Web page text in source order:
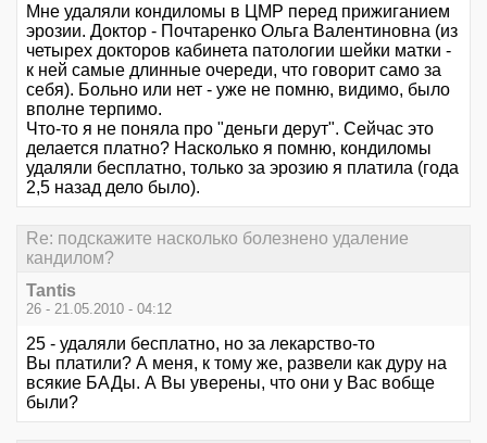
Мне удаляли кондиломы в ЦМР перед прижиганием
эрозии. Доктор - Почтаренко Ольга Валентиновна (из
четырех докторов кабинета патологии шейки матки -
к ней самые длинные очереди, что говорит само за
себя). Больно или нет - уже не помню, видимо, было
вполне терпимо.
Что-то я не поняла про "деньги дерут". Сейчас это
делается платно? Насколько я помню, кондиломы
удаляли бесплатно, только за эрозию я платила (года
2,5 назад дело было).
Re: подскажите насколько болезнено удаление
кандилом?
Tantis
26 - 21.05.2010 - 04:12
25 - удаляли бесплатно, но за лекарство-то
Вы платили? А меня, к тому же, развели как дуру на
всякие БАДы. А Вы уверены, что они у Вас вобще
были?